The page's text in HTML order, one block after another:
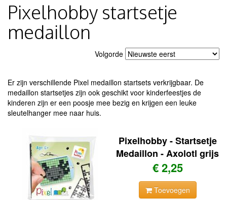
Pixelhobby startsetje
medaillon
Volgorde
Er zijn verschillende Pixel medaillon startsets verkrijgbaar. De
medaillon startsetjes zijn ook geschikt voor kinderfeestjes de
kinderen zijn er een poosje mee bezig en krijgen een leuke
sleutelhanger mee naar huis.
Pixelhobby - Startsetje
Medaillon - Axolotl grijs
€ 2,25
Toevoegen